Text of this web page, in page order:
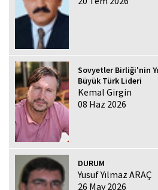
Sovyetler Birliği'nin
Büyük Türk Lideri
Kemal Girgin
08 Haz 2026
DURUM
Yusuf Yılmaz ARAÇ
26 May 2026